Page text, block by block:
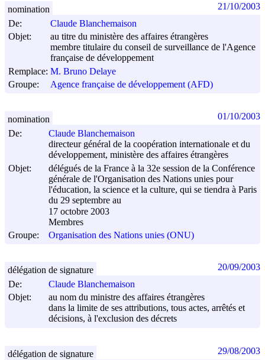
De:
Claude Blanchemaison
Objet:
au titre du ministère des affaires étrangères
membre titulaire du conseil de surveillance de l'Agence
française de développement
Remplace: M. Bruno Delaye
Groupe:
Agence française de développement (AFD)
nomination 21/10/2003
De:
Claude Blanchemaison
directeur général de la coopération internationale et du
développement, ministère des affaires étrangères
Objet:
délégués de la France à la 32e session de la Conférence
générale de l'Organisation des Nations unies pour
l'éducation, la science et la culture, qui se tiendra à Paris
du 29 septembre au
17 octobre 2003
Membres
Groupe:
Organisation des Nations unies (ONU)
nomination 01/10/2003
De:
Claude Blanchemaison
Objet:
au nom du ministre des affaires étrangères
dans la limite de ses attributions, tous actes, arrêtés et
décisions, à l'exclusion des décrets
délégation de signature 20/09/2003
délégation de signature 29/08/2003